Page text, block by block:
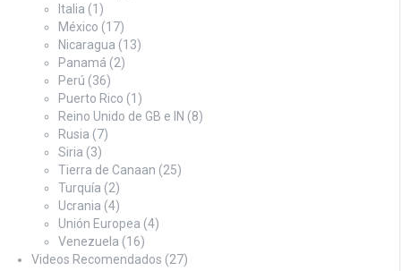
Italia (1)
México (17)
Nicaragua (13)
Panamá (2)
Perú (36)
Puerto Rico (1)
Reino Unido de GB e IN (8)
Rusia (7)
Siria (3)
Tierra de Canaan (25)
Turquía (2)
Ucrania (4)
Unión Europea (4)
Venezuela (16)
Videos Recomendados (27)